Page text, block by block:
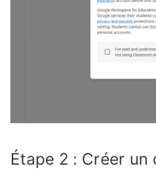
Étape 2 : Créer un